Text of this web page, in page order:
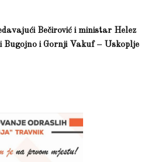
Bečirović i ministar Helez
Bugojno i Gornji Vakuf – Uskoplje